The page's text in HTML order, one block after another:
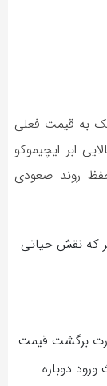
به قیمت فعلی
ابر ایچیموکو
روند صعودی
که نقش حیاتی
برگشت قیمت
دوباره